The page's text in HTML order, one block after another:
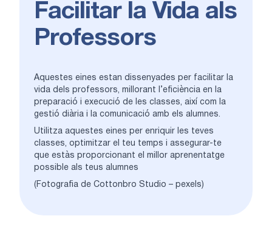
Facilitar la Vida als
Professors
Aquestes eines estan dissenyades per facilitar la
vida dels professors, millorant l’eficiència en la
preparació i execució de les classes, així com la
gestió diària i la comunicació amb els alumnes.
Utilitza aquestes eines per enriquir les teves
classes, optimitzar el teu temps i assegurar-te
que estàs proporcionant el millor aprenentatge
possible als teus alumnes
(Fotografia de Cottonbro Studio – pexels)